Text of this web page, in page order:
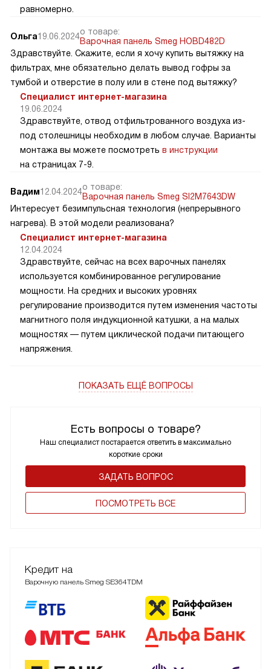
Есть вопросы о товаре?
Наш специалист постарается ответить в максимально
короткие сроки
ЗАДАТЬ ВОПРОС
ПОCМОТРЕТЬ ВСЕ
равномерно.
Ольга19.06.2024о товаре:
Варочная панель Smeg HOBD482D
Здравствуйте. Скажите, если я хочу купить вытяжку на
фильтрах, мне обязательно делать вывод гофры за
тумбой и отверстие в полу или в стене под вытяжку?
Специалист интернет-магазина
19.06.2024
Здравствуйте, отвод отфильтрованного воздуха из-
под столешницы необходим в любом случае. Варианты
монтажа вы можете посмотреть в инструкции
на страницах 7-9.
Вадим12.04.2024о товаре:
Варочная панель Smeg SI2M7643DW
Интересует безимпульсная технология (непрерывного
нагрева). В этой модели реализована?
Специалист интернет-магазина
12.04.2024
Здравствуйте, сейчас на всех варочных панелях
используется комбинированное регулирование
мощности. На средних и высоких уровнях
регулирование производится путем изменения частоты
магнитного поля индукционной катушки, а на малых
мощностях — путем циклической подачи питающего
напряжения.
ПОКАЗАТЬ ЕЩЁ ВОПРОСЫ
Кредит на
Варочную панель Smeg SE364TDM